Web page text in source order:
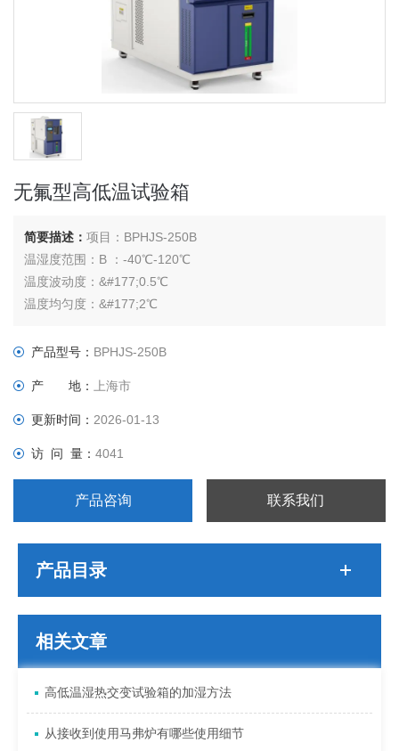
无氟型高低温试验箱
简要描述：项目：BPHJS-250B
温湿度范围：B ：-40℃-120℃
温度波动度：&#177;0.5℃
温度均匀度：&#177;2℃
湿度波动度：&#177;3%RH
内胆尺寸（mm）：600*600*700
外胆尺寸（mm）：700*1160*1850
产品型号： BPHJS-250B
产 地：上海市
更新时间：2026-01-13
访 问 量：4041
产品咨询 联系我们
产品目录
相关文章
高低温湿热交变试验箱的加湿方法
从接收到使用马弗炉有哪些使用细节